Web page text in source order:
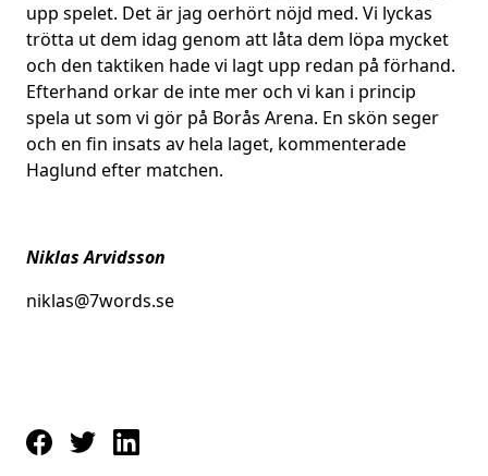
upp spelet. Det är jag oerhört nöjd med. Vi lyckas
trötta ut dem idag genom att låta dem löpa mycket
och den taktiken hade vi lagt upp redan på förhand.
Efterhand orkar de inte mer och vi kan i princip
spela ut som vi gör på Borås Arena. En skön seger
och en fin insats av hela laget, kommenterade
Haglund efter matchen.
Niklas Arvidsson
niklas@7words.se